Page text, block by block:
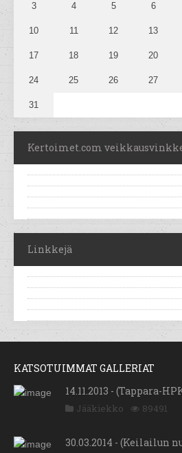
3 4 5 6
10 11 12 13
17 18 19 20
24 25 26 27
31
Kertoimet.com
Linkkejä
KATSOTUIMMAT GALLERIAT
14.11.2013 - (Tappara-
Jääkiekko 89491
30.03.2014 - (Keilailun